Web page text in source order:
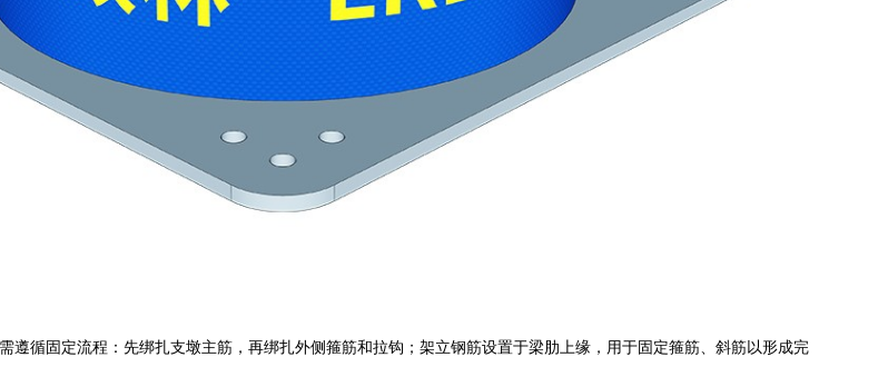
遵循固定流程：先绑扎支墩主筋，再绑扎外侧箍筋和拉钩；架立钢筋设置于梁肋上缘，用于固定箍筋、斜筋以形成完